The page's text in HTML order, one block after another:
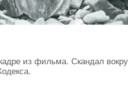
из фильма. Скандал